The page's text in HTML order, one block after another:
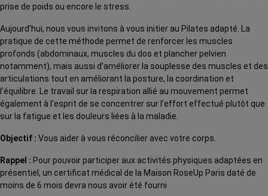
prise de poids ou encore le stress.
Aujourd’hui, nous vous invitons à vous initier au Pilates adapté. La
pratique de cette méthode permet de renforcer les muscles
profonds (abdominaux, muscles du dos et plancher pelvien
notamment), mais aussi d’améliorer la souplesse des muscles et des
articulations tout en améliorant la posture, la coordination et
l’équilibre. Le travail sur la respiration allié au mouvement permet
également à l’esprit de se concentrer sur l’effort effectué plutôt que
sur la fatigue et les douleurs liées à la maladie.
Objectif : Vous aider à vous réconcilier avec votre corps.
Rappel : Pour pouvoir participer aux activités physiques adaptées en
présentiel, un certificat médical de la Maison RoseUp Paris daté de
moins de 6 mois devra nous avoir été fourni